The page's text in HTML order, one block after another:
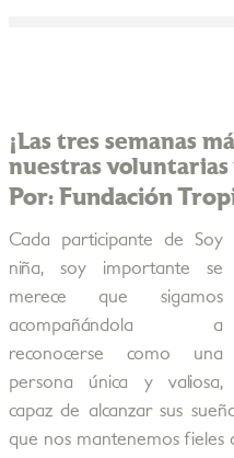
¡Las tres semanas
nuestras voluntarias
Por: Fundación
Cada participante de Soy
niña, soy importante se
merece que sigamos
acompañándola a
reconocerse como una
persona única y valiosa,
capaz de alcanzar sus
que nos mantenemos fieles